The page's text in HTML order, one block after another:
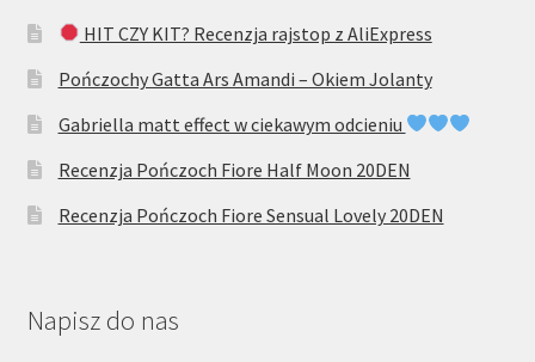
HIT CZY KIT? Recenzja rajstop z AliExpress
Pończochy Gatta Ars Amandi – Okiem Jolanty
Gabriella matt effect w ciekawym odcieniu
Recenzja Pończoch Fiore Half Moon 20DEN
Recenzja Pończoch Fiore Sensual Lovely 20DEN
Napisz do nas